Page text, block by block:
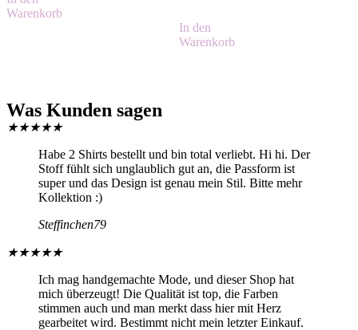
Warenkorb
In den
Warenkorb
Was Kunden sagen
★★★★★
Habe 2 Shirts bestellt und bin total verliebt. Hi hi. Der
Stoff fühlt sich unglaublich gut an, die Passform ist
super und das Design ist genau mein Stil. Bitte mehr
Kollektion :)
Steffinchen79
★★★★★
Ich mag handgemachte Mode, und dieser Shop hat
mich überzeugt! Die Qualität ist top, die Farben
stimmen auch und man merkt dass hier mit Herz
gearbeitet wird. Bestimmt nicht mein letzter Einkauf.